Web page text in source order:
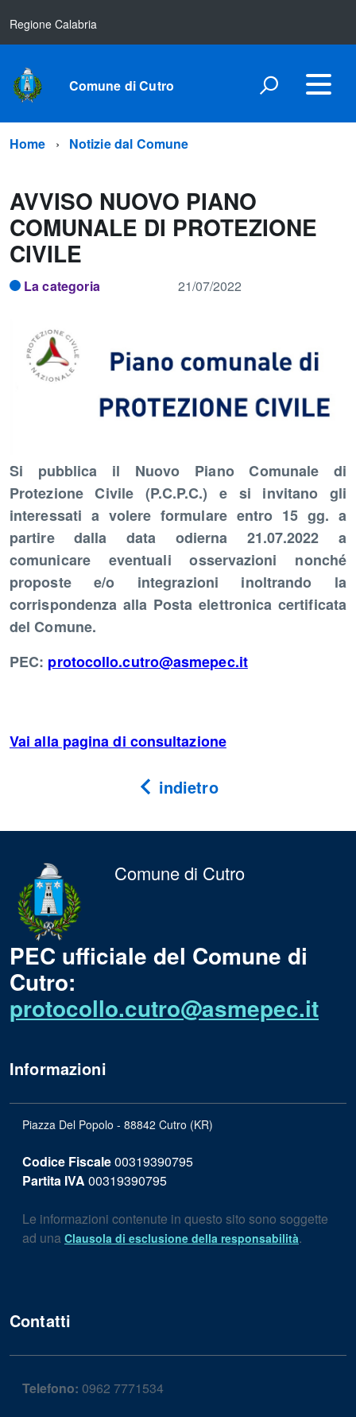
Regione Calabria
Comune di Cutro
Home Notizie dal Comune
AVVISO NUOVO PIANO
COMUNALE DI PROTEZIONE
CIVILE
La categoria 21/07/2022
Si pubblica il Nuovo Piano Comunale di
Protezione Civile (P.C.P.C.) e si invitano gli
interessati a volere formulare entro 15 gg. a
partire dalla data odierna 21.07.2022 a
comunicare eventuali osservazioni nonché
proposte e/o integrazioni inoltrando la
corrispondenza alla Posta elettronica certificata
del Comune.
PEC: protocollo.cutro@asmepec.it
Vai alla pagina di consultazione
indietro
Comune di Cutro
PEC ufficiale del Comune di
Cutro:
protocollo.cutro@asmepec.it
Informazioni
Piazza Del Popolo - 88842 Cutro (KR)
Codice Fiscale00319390795
Partita IVA 00319390795
Le informazioni contenute in questo sito sono soggette
ad una Clausola di esclusione della responsabilità.
Contatti
Telefono: 0962 7771534